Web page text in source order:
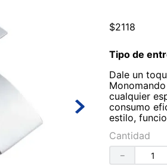
$2118
Tipo de
Dale un
cualquier
consumo
estilo,
Cantidad
－